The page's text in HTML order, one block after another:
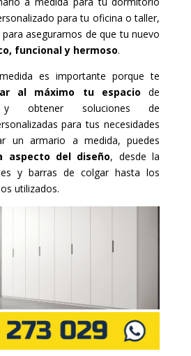
para tu oficina o taller,
asegurarnos de que tu nuevo
funcional y hermoso.
es importante porque te
al máximo tu espacio de
y obtener soluciones de
para tus necesidades
un armario a medida, puedes
aspecto del diseño, desde la
y barras de colgar hasta los
utilizados.